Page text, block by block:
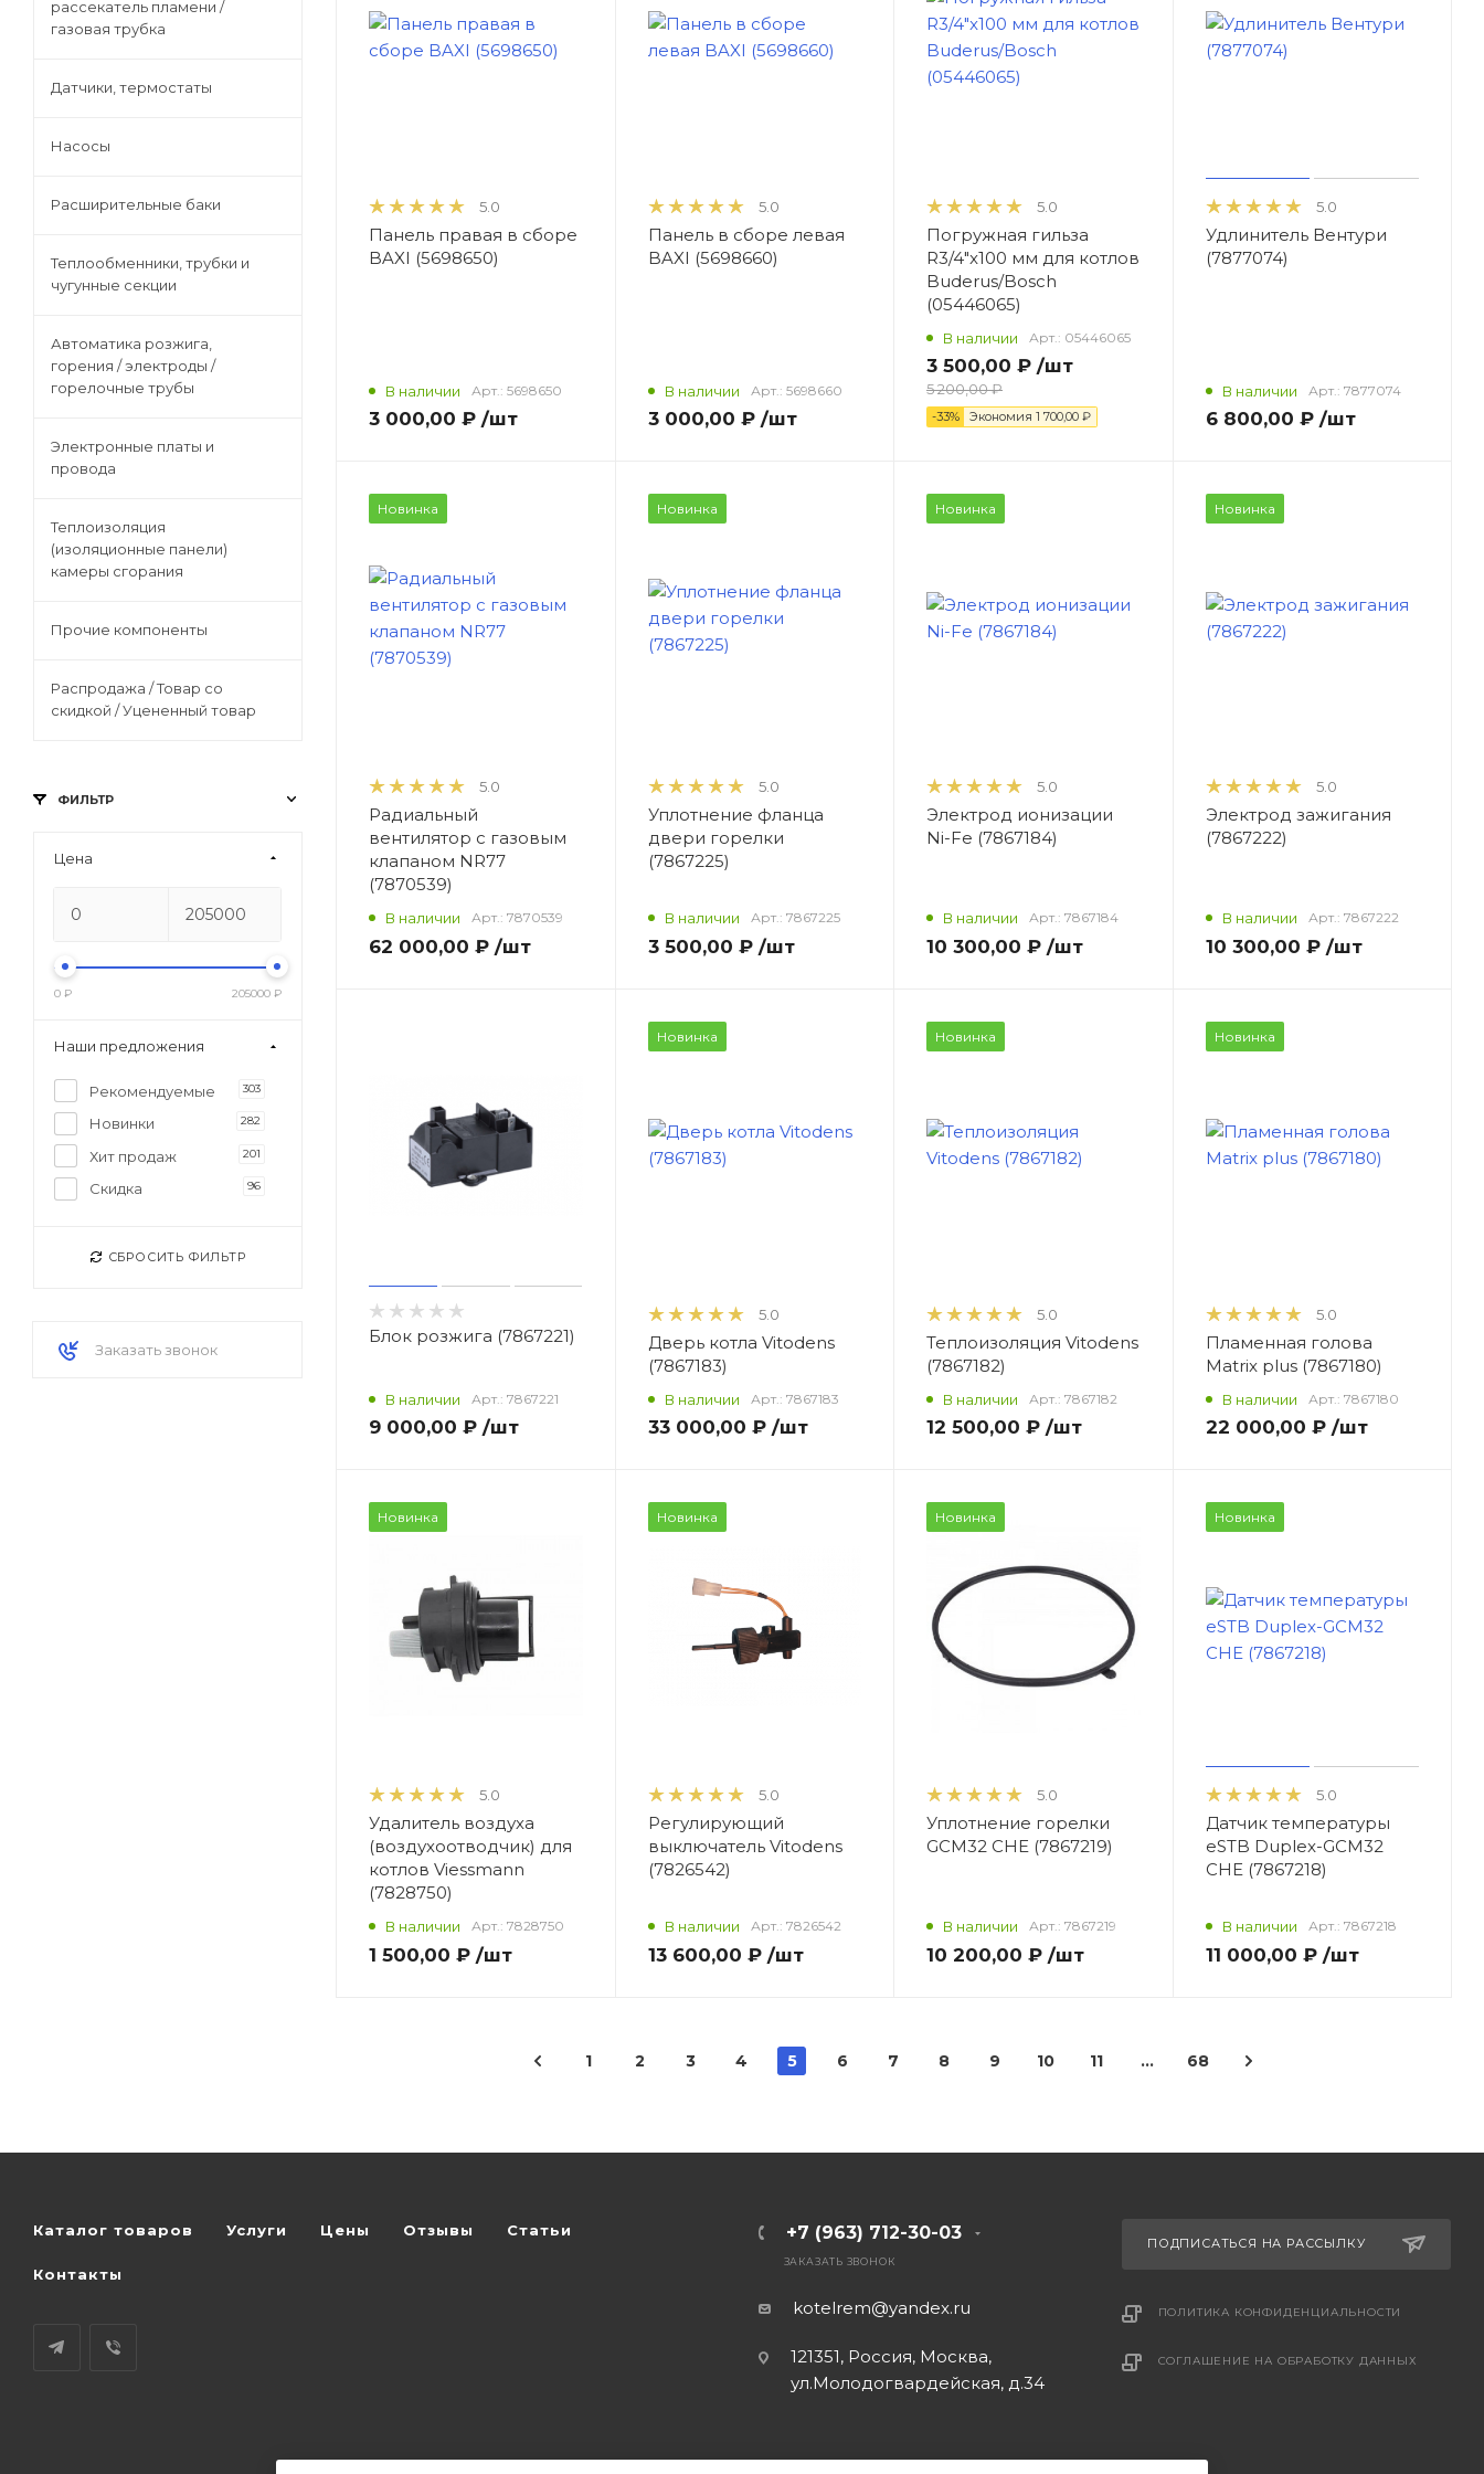
рассекатель пламени /
газовая трубка
Датчики, термостаты
Насосы
Расширительные баки
Теплообменники, трубки и
чугунные секции
Автоматика розжига,
горения / электроды /
горелочные трубы
Электронные платы и
провода
Теплоизоляция
(изоляционные панели)
камеры сгорания
Прочие компоненты
Распродажа / Товар со
скидкой / Уцененный товар
ФИЛЬТР
Цена
0 ₽ 205000 ₽
Наши предложения
Рекомендуемые 303
Новинки 282
Хит продаж 201
Скидка 96
СБРОСИТЬ ФИЛЬТР
Заказать звонок
5.0
Панель правая в сборе
BAXI (5698650)
В наличии Арт.: 5698650
3 000,00 ₽ /шт
5.0
Панель в сборе левая
BAXI (5698660)
В наличии Арт.: 5698660
3 000,00 ₽/шт
5.0
Погружная гильза
R3/4"x100 мм для котлов
Buderus/Bosch
(05446065)
В наличии Арт.: 05446065
3 500,00 ₽ /шт
5 200,00 ₽
-33% Экономия 1 700,00 ₽
5.0
Удлинитель Вентури
(7877074)
В наличии Арт.: 7877074
6 800,00 ₽/шт
Новинка
5.0
Радиальный
вентилятор с газовым
клапаном NR77
(7870539)
В наличии Арт.: 7870539
62 000,00 ₽ /шт
Новинка
5.0
Уплотнение фланца
двери горелки
(7867225)
В наличии Арт.: 7867225
3 500,00 ₽/шт
Новинка
5.0
Электрод ионизации
Ni-Fe (7867184)
В наличии Арт.: 7867184
10 300,00 ₽ /шт
Новинка
5.0
Электрод зажигания
(7867222)
В наличии Арт.: 7867222
10 300,00 ₽/шт
Блок розжига (7867221)
В наличии Арт.: 7867221
9 000,00 ₽ /шт
Новинка
5.0
Дверь котла Vitodens
(7867183)
В наличии Арт.: 7867183
33 000,00 ₽/шт
Новинка
5.0
Теплоизоляция Vitodens
(7867182)
В наличии Арт.: 7867182
12 500,00 ₽ /шт
Новинка
5.0
Пламенная голова
Matrix plus (7867180)
В наличии Арт.: 7867180
22 000,00 ₽/шт
Новинка
5.0
Удалитель воздуха
(воздухоотводчик) для
котлов Viessmann
(7828750)
В наличии Арт.: 7828750
1 500,00 ₽ /шт
Новинка
5.0
Регулирующий
выключатель Vitodens
(7826542)
В наличии Арт.: 7826542
13 600,00 ₽/шт
Новинка
5.0
Уплотнение горелки
GCM32 CHE (7867219)
В наличии Арт.: 7867219
10 200,00 ₽ /шт
Новинка
5.0
Датчик температуры
eSTB Duplex-GCM32
CHE (7867218)
В наличии Арт.: 7867218
11 000,00 ₽/шт
1 2 3 4 5 6 7 8 9 10 11 ... 68
Каталог товаров Услуги Цены Отзывы Статьи
Контакты
+7 (963) 712-30-03
ЗАКАЗАТЬ ЗВОНОК
kotelrem@yandex.ru
121351, Россия, Москва,
ул.Молодогвардейская, д.34
ПОДПИСАТЬСЯ НА РАССЫЛКУ
ПОЛИТИКА КОНФИДЕНЦИАЛЬНОСТИ
СОГЛАШЕНИЕ НА ОБРАБОТКУ ДАННЫХ
чугунные секции
Автоматика розжига, горения /
Электронные платы и провода
панели) камеры сгорания
/ Уцененный товар